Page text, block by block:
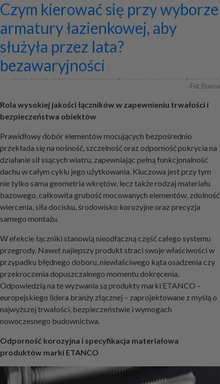
+ Dodaj firmę + Dodaj artykuł
Systemy zamocowań dachów
płaskich i skośnych oraz lekkiej
obudowy firmy ETANCO
Produkty Etanco dedykowane są dachom płaskim, skośnym i lekkiej obudowie.
Fot. Etanco
Rola wysokiej jakości łączników w zapewnieniu trwałości i
bezpieczeństwa obiektów
Prawidłowy dobór elementów mocujących bezpośrednio
przekłada się na nośność, szczelność oraz odporność pokrycia na
działanie sił ssących wiatru, zapewniając pełną funkcjonalność
dachu w całym cyklu jego użytkowania. Kluczowa jest przy tym
nie tylko sama geometria wkrętów, lecz także rodzaj materiału
bazowego, całkowita grubość mocowanych elementów, zdolność
wiercenia, siła docisku, środowisko korozyjne oraz precyzja
samego montażu.
W efekcie łączniki stanowią nieodłączną część całego systemu
przegrody. Nawet najlepszy produkt straci swoje właściwości w
przypadku błędnego doboru, niewłaściwego kąta osadzenia czy
przekroczenia dopuszczalnego momentu dokręcenia.
Odpowiedzią na te wyzwania są produkty marki ETANCO –
europejskiego lidera branży złącznej – zaprojektowane z myślą o
najwyższej trwałości, bezpieczeństwie i wymogach
nowoczesnego budownictwa.
Odporność korozyjna i specyfikacja materiałowa
produktów marki ETANCO
Dom z prefabrykatów opinie –
co naprawdę warto ocenić przed
budową?
Nowoczesne bramy przesuwne:
wyznaczniki trwałości,
bezpieczeństwa i
bezawaryjności
Jak dobrać maskownicę
karnisza? Praktyczny poradnik
Licznik Geigera w kontroli
materiałów budowlanych i
złomu
Jak ograniczyć ryzyko
przestojów przy pracy maszyn
geotechnicznych?
Czym kierować się przy wyborze
armatury łazienkowej, aby
służyła przez lata?